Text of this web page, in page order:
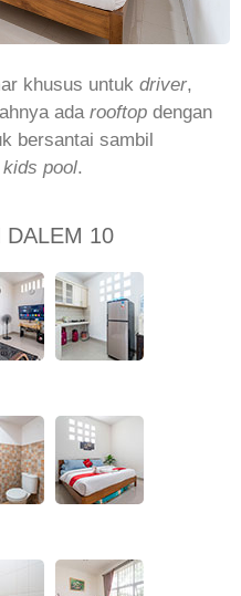
khusus untuk driver,
ada rooftop dengan
bersantai sambil
kids pool.
DALEM 10